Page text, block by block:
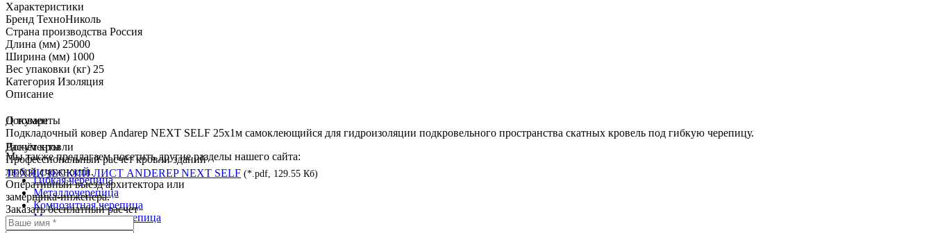
Характеристики
Бренд ТехноНиколь
Страна производства Россия
Длина (мм) 25000
Ширина (мм) 1000
Вес упаковки (кг) 25
Категория Изоляция
Описание
О товаре
Подкладочный ковер Andarep NEXT SELF 25х1м самоклеющийся для гидроизоляции подкровельного пространства скатных кровель под гибкую черепицу.
Мы также предлагаем посетить другие разделы нашего сайта:
Гибкая черепица
Металлочерепица
Композитная черепица
Медная кровля и черепица
Документы
Документы
ТЕХНИЧЕСКИЙ ЛИСТ ANDEREP NEXT SELF (*.pdf, 129.55 Кб)
Расчёт кровли
Профессиональный расчёт кровли зданий
любой сложности.
Оперативный выезд архитектора или
замерщика-инженера.
Заказать бесплатный расчет